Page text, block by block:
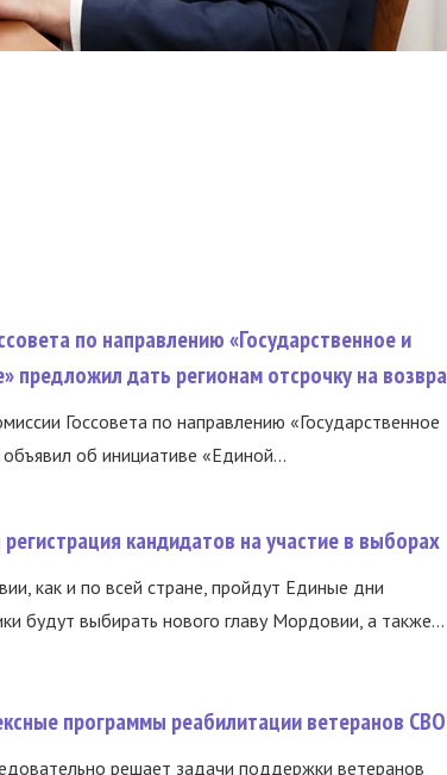
по направлению «Государственное и
предложил дать регионам отсрочку на возвра
Госсовета по направлению «Государственное
об инициативе «Единой...
кандидатов на участие в выборах
как и по всей стране, пройдут Единые дни
будут выбирать нового главу Мордовии, а также...
программы реабилитации ветеранов СВО
решает задачи поддержки ветеранов